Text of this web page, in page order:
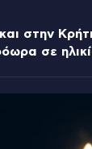
στην
σε